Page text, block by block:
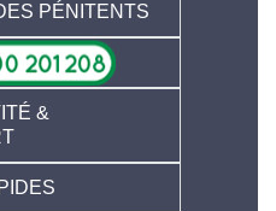
PÉNITENTS
&